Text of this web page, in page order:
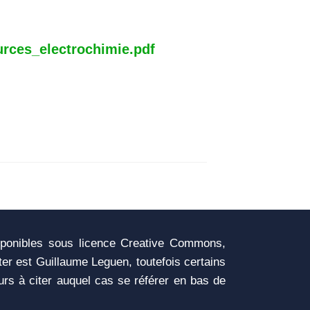
sous licence Creative Commons,
est Guillaume Leguen, toutefois certains
à citer auquel cas se référer en bas de